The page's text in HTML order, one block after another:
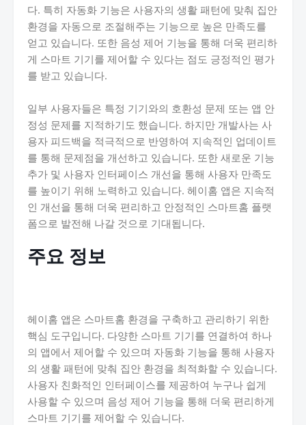
다. 특히 자동화 기능은 사용자의 생활 패턴에 맞춰 집안
환경을 자동으로 조절해주는 기능으로 높은 만족도를
얻고 있습니다. 또한 음성 제어 기능을 통해 더욱 편리하
게 스마트 기기를 제어할 수 있다는 점도 긍정적인 평가
를 받고 있습니다.
일부 사용자들은 특정 기기와의 호환성 문제 또는 앱 안
정성 문제를 지적하기도 했습니다. 하지만 개발사는 사
용자 피드백을 적극적으로 반영하여 지속적인 업데이트
를 통해 문제점을 개선하고 있습니다. 또한 새로운 기능
추가 및 사용자 인터페이스 개선을 통해 사용자 만족도
를 높이기 위해 노력하고 있습니다. 헤이홈 앱은 지속적
인 개선을 통해 더욱 편리하고 안정적인 스마트홈 플랫
폼으로 발전해 나갈 것으로 기대됩니다.
주요 정보
헤이홈 앱은 스마트홈 환경을 구축하고 관리하기 위한
핵심 도구입니다. 다양한 스마트 기기를 연결하여 하나
의 앱에서 제어할 수 있으며 자동화 기능을 통해 사용자
의 생활 패턴에 맞춰 집안 환경을 최적화할 수 있습니다.
사용자 친화적인 인터페이스를 제공하여 누구나 쉽게
사용할 수 있으며 음성 제어 기능을 통해 더욱 편리하게
스마트 기기를 제어할 수 있습니다.